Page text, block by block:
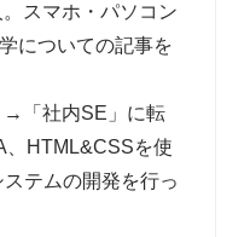
スマホ・パソコン
についての記事を
「社内SE」に転
、HTML&CSSを使
テムの開発を行っ